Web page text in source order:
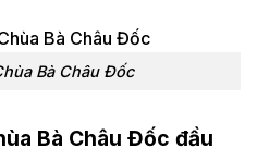
Bà Châu Đốc
Bà Châu Đốc đầu